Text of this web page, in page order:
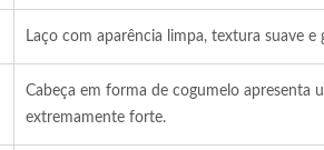
Laço com aparência limpa, textura suave e
Cabeça em forma de cogumelo apresenta
extremamente forte.